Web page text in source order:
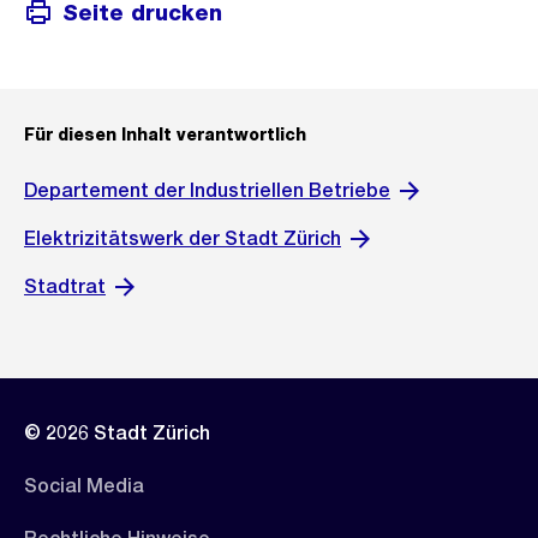
Seite drucken
Für diesen Inhalt verantwortlich
Departement der Industriellen Betriebe
Elektrizitätswerk der Stadt Zürich
Stadtrat
© 2026 Stadt Zürich
Social Media